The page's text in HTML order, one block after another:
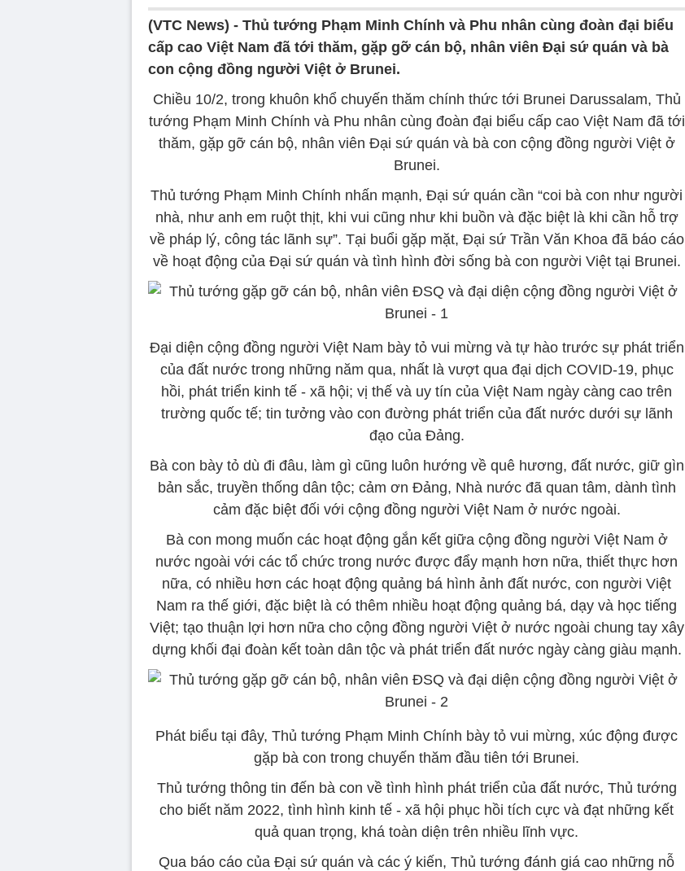
(VTC News) - Thủ tướng Phạm Minh Chính và Phu nhân cùng đoàn đại biểu
cấp cao Việt Nam đã tới thăm, gặp gỡ cán bộ, nhân viên Đại sứ quán và bà
con cộng đồng người Việt ở Brunei.
Chiều 10/2, trong khuôn khổ chuyến thăm chính thức tới Brunei Darussalam, Thủ
tướng Phạm Minh Chính và Phu nhân cùng đoàn đại biểu cấp cao Việt Nam đã tới
thăm, gặp gỡ cán bộ, nhân viên Đại sứ quán và bà con cộng đồng người Việt ở
Brunei.
Thủ tướng Phạm Minh Chính nhấn mạnh, Đại sứ quán cần “coi bà con như người
nhà, như anh em ruột thịt, khi vui cũng như khi buồn và đặc biệt là khi cần hỗ trợ
về pháp lý, công tác lãnh sự”. Tại buổi gặp mặt, Đại sứ Trần Văn Khoa đã báo cáo
về hoạt động của Đại sứ quán và tình hình đời sống bà con người Việt tại Brunei.
Đại diện cộng đồng người Việt Nam bày tỏ vui mừng và tự hào trước sự phát triển
của đất nước trong những năm qua, nhất là vượt qua đại dịch COVID-19, phục
hồi, phát triển kinh tế - xã hội; vị thế và uy tín của Việt Nam ngày càng cao trên
trường quốc tế; tin tưởng vào con đường phát triển của đất nước dưới sự lãnh
đạo của Đảng.
Bà con bày tỏ dù đi đâu, làm gì cũng luôn hướng về quê hương, đất nước, giữ gìn
bản sắc, truyền thống dân tộc; cảm ơn Đảng, Nhà nước đã quan tâm, dành tình
cảm đặc biệt đối với cộng đồng người Việt Nam ở nước ngoài.
Bà con mong muốn các hoạt động gắn kết giữa cộng đồng người Việt Nam ở
nước ngoài với các tổ chức trong nước được đẩy mạnh hơn nữa, thiết thực hơn
nữa, có nhiều hơn các hoạt động quảng bá hình ảnh đất nước, con người Việt
Nam ra thế giới, đặc biệt là có thêm nhiều hoạt động quảng bá, dạy và học tiếng
Việt; tạo thuận lợi hơn nữa cho cộng đồng người Việt ở nước ngoài chung tay xây
dựng khối đại đoàn kết toàn dân tộc và phát triển đất nước ngày càng giàu mạnh.
Phát biểu tại đây, Thủ tướng Phạm Minh Chính bày tỏ vui mừng, xúc động được
gặp bà con trong chuyến thăm đầu tiên tới Brunei.
Thủ tướng thông tin đến bà con về tình hình phát triển của đất nước, Thủ tướng
cho biết năm 2022, tình hình kinh tế - xã hội phục hồi tích cực và đạt những kết
quả quan trọng, khá toàn diện trên nhiều lĩnh vực.
Qua báo cáo của Đại sứ quán và các ý kiến, Thủ tướng đánh giá cao những nỗ